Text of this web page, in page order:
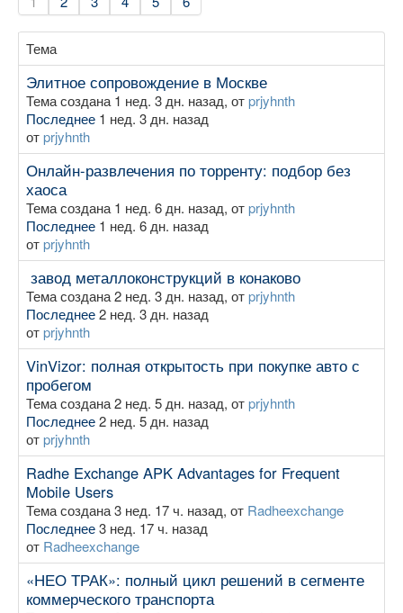
Тема
Элитное сопровождение в Москве
Тема создана 1 нед. 3 дн. назад, отprjyhnth
Последнее 1 нед. 3 дн. назад
отprjyhnth
Онлайн-развлечения по торренту: подбор без
хаоса
Тема создана 1 нед. 6 дн. назад, отprjyhnth
Последнее 1 нед. 6 дн. назад
отprjyhnth
завод металлоконструкций в конаково
Тема создана 2 нед. 3 дн. назад, отprjyhnth
Последнее2 нед. 3 дн. назад
отprjyhnth
VinVizor: полная открытость при покупке авто с
пробегом
Тема создана 2 нед. 5 дн. назад, отprjyhnth
Последнее2 нед. 5 дн. назад
отprjyhnth
Radhe Exchange APK Advantages for Frequent
Mobile Users
Тема создана 3 нед. 17 ч. назад, от Radheexchange
Последнее3 нед. 17 ч. назад
от Radheexchange
«НЕО ТРАК»: полный цикл решений в сегменте
коммерческого транспорта